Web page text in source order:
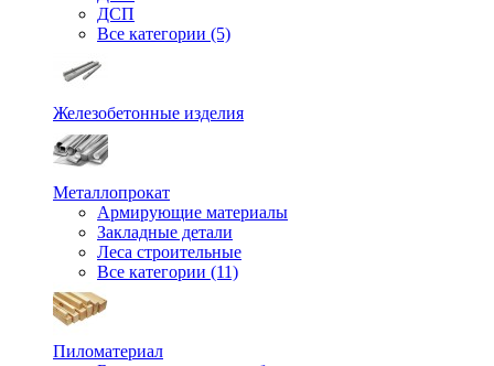
ДСП
Все категории (5)
Железобетонные изделия
Металлопрокат
Армирующие материалы
Закладные детали
Леса строительные
Все категории (11)
Пиломатериал